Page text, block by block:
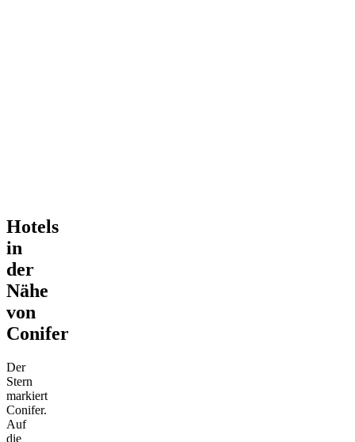
Hotels
in
der
Nähe
von
Conifer
Der
Stern
markiert
Conifer.
Auf
die